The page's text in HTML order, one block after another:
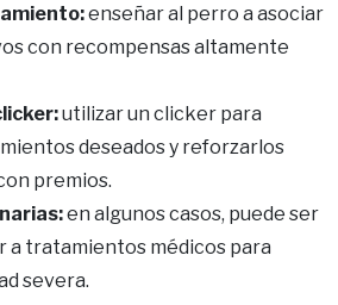
enseñar al perro a asociar
con recompensas altamente
utilizar un clicker para
deseados y reforzarlos
premios.
en algunos casos, puede ser
a tratamientos médicos para
severa.